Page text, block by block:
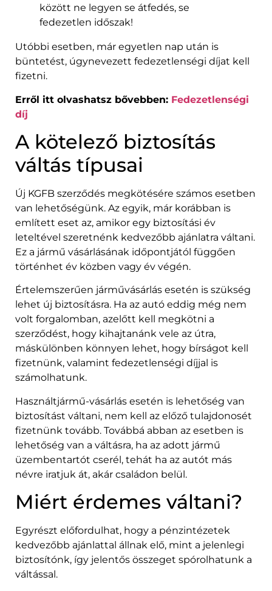
között ne legyen se átfedés, se
fedezetlen időszak!
Utóbbi esetben, már egyetlen nap után is
büntetést, úgynevezett fedezetlenségi díjat kell
fizetni.
Erről itt olvashatsz bővebben: Fedezetlenségi
díj
A kötelező biztosítás
váltás típusai
Új KGFB szerződés megkötésére számos esetben
van lehetőségünk. Az egyik, már korábban is
említett eset az, amikor egy biztosítási év
leteltével szeretnénk kedvezőbb ajánlatra váltani.
Ez a jármű vásárlásának időpontjától függően
történhet év közben vagy év végén.
Értelemszerűen járművásárlás esetén is szükség
lehet új biztosításra. Ha az autó eddig még nem
volt forgalomban, azelőtt kell megkötni a
szerződést, hogy kihajtanánk vele az útra,
máskülönben könnyen lehet, hogy bírságot kell
fizetnünk, valamint fedezetlenségi díjjal is
számolhatunk.
Használtjármű-vásárlás esetén is lehetőség van
biztosítást váltani, nem kell az előző tulajdonosét
fizetnünk tovább. Továbbá abban az esetben is
lehetőség van a váltásra, ha az adott jármű
üzembentartót cserél, tehát ha az autót más
névre iratjuk át, akár családon belül.
Miért érdemes váltani?
Egyrészt előfordulhat, hogy a pénzintézetek
kedvezőbb ajánlattal állnak elő, mint a jelenlegi
biztosítónk, így jelentős összeget spórolhatunk a
váltással.